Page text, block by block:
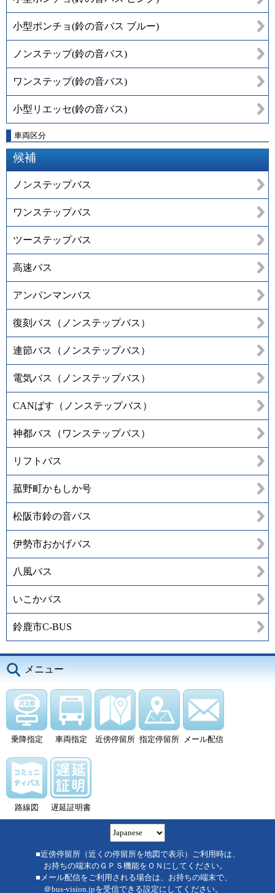
小型ポンチョ(鈴の音バス ブルー)
ノンステップ(鈴の音バス)
ワンステップ(鈴の音バス)
小型リエッセ(鈴の音バス)
車両区分
候補
ノンステップバス
ワンステップバス
ツーステップバス
高速バス
アンパンマンバス
復刻バス（ノンステップバス）
連節バス（ノンステップバス）
電気バス（ノンステップバス）
CANばす（ノンステップバス）
神都バス（ワンステップバス）
リフトバス
菰野町かもしか号
松阪市鈴の音バス
伊勢市おかげバス
八風バス
いこかバス
鈴鹿市C-BUS
メニュー
乗降指定 車両指定 近傍停留所 指定停留所 メール配信
路線図 遅延証明書
■近傍停留所（近くの停留所を地図で表示）ご利用時は、
お持ちの端末のＧＰＳ機能をＯＮにしてください。
■メール配信をご利用される場合は、お持ちの端末で、
＠bus-vision.jpを受信できる設定にしてください。